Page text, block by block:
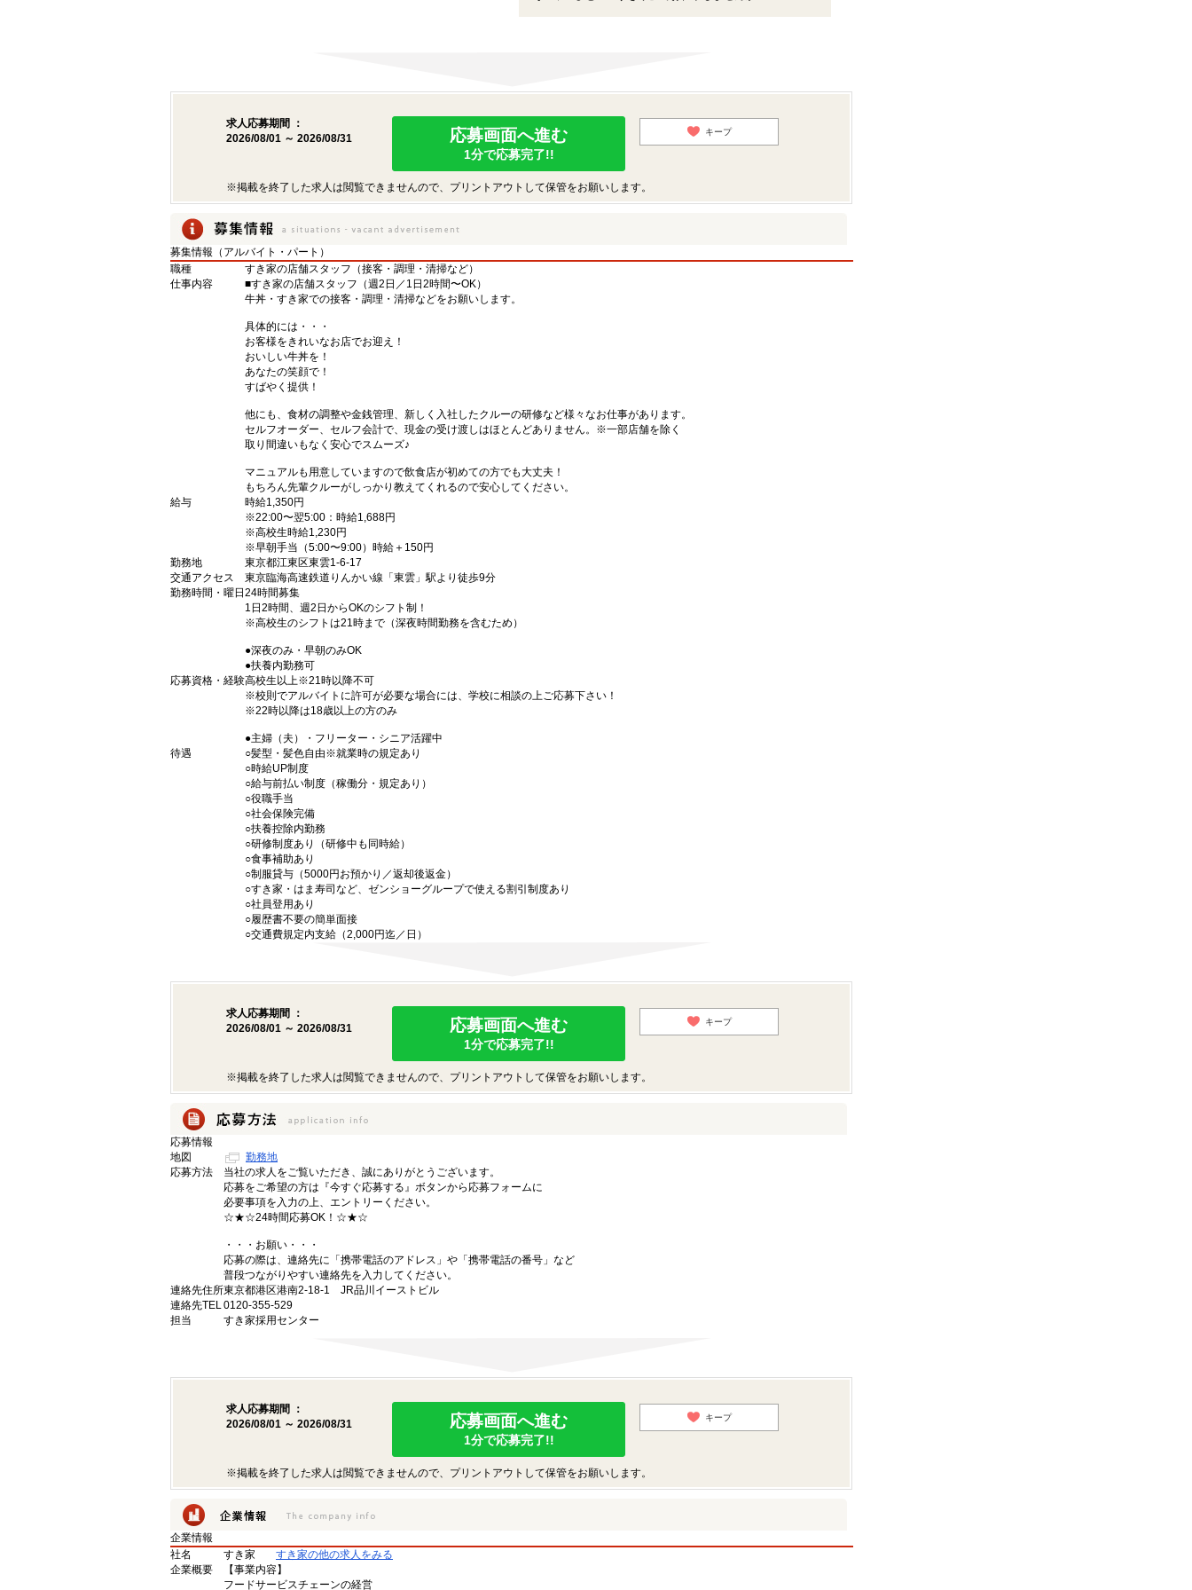
求人応募期間 ：
2026/08/01 ～ 2026/08/31
応募画面へ進む
1分で応募完了!!
キープ
※掲載を終了した求人は閲覧できませんので、プリントアウトして保管をお願いします。
募集情報（アルバイト・パート）
職種
すき家の店舗スタッフ（接客・調理・清掃など）
仕事内容
■すき家の店舗スタッフ（週2日／1日2時間〜OK）
牛丼・すき家での接客・調理・清掃などをお願いします。
具体的には・・・
お客様をきれいなお店でお迎え！
おいしい牛丼を！
あなたの笑顔で！
すばやく提供！
他にも、食材の調整や金銭管理、新しく入社したクルーの研修など様々なお仕事があります。
セルフオーダー、セルフ会計で、現金の受け渡しはほとんどありません。※一部店舗を除く
取り間違いもなく安心でスムーズ♪
マニュアルも用意していますので飲食店が初めての方でも大丈夫！
もちろん先輩クルーがしっかり教えてくれるので安心してください。
給与
時給1,350円
※22:00〜翌5:00：時給1,688円
※高校生時給1,230円
※早朝手当（5:00〜9:00）時給＋150円
勤務地
東京都江東区東雲1-6-17
交通アクセス
東京臨海高速鉄道りんかい線「東雲」駅より徒歩9分
勤務時間・曜日 24時間募集
1日2時間、週2日からOKのシフト制！
※高校生のシフトは21時まで（深夜時間勤務を含むため）
●深夜のみ・早朝のみOK
●扶養内勤務可
応募資格・経験高校生以上※21時以降不可
※校則でアルバイトに許可が必要な場合には、学校に相談の上ご応募下さい！
※22時以降は18歳以上の方のみ
●主婦（夫）・フリーター・シニア活躍中
待遇
○髪型・髪色自由※就業時の規定あり
○時給UP制度
○給与前払い制度（稼働分・規定あり）
○役職手当
○社会保険完備
○扶養控除内勤務
○研修制度あり（研修中も同時給）
○食事補助あり
○制服貸与（5000円お預かり／返却後返金）
○すき家・はま寿司など、ゼンショーグループで使える割引制度あり
○社員登用あり
○履歴書不要の簡単面接
○交通費規定内支給（2,000円迄／日）
求人応募期間 ：
2026/08/01 ～ 2026/08/31
応募画面へ進む
1分で応募完了!!
キープ
※掲載を終了した求人は閲覧できませんので、プリントアウトして保管をお願いします。
応募情報
地図
勤務地
応募方法
当社の求人をご覧いただき、誠にありがとうございます。
応募をご希望の方は『今すぐ応募する』ボタンから応募フォームに
必要事項を入力の上、エントリーください。
☆★☆24時間応募OK！☆★☆
・・・お願い・・・
応募の際は、連絡先に「携帯電話のアドレス」や「携帯電話の番号」など
普段つながりやすい連絡先を入力してください。
連絡先住所東京都港区港南2-18-1 JR品川イーストビル
連絡先TEL0120-355-529
担当
すき家採用センター
求人応募期間 ：
2026/08/01 ～ 2026/08/31
応募画面へ進む
1分で応募完了!!
キープ
※掲載を終了した求人は閲覧できませんので、プリントアウトして保管をお願いします。
企業情報
社名
すき家
すき家の他の求人をみる
企業概要
【事業内容】
フードサービスチェーンの経営